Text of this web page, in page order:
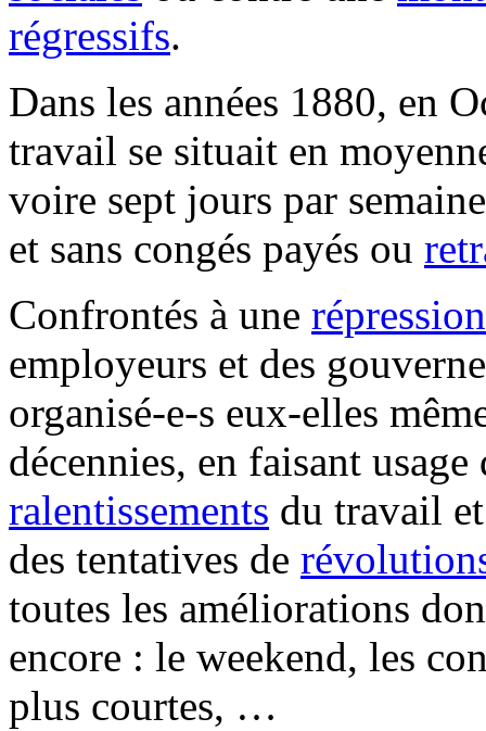
régressifs.
Dans les années 1880, en
travail se situait en
voire sept jours par
et sans congés payés ou
Confrontés à une
employeurs et des
organisé-e-s eux-elles
décennies, en faisant
ralentissements du travail
des tentatives de
toutes les améliorations
encore : le weekend, les
plus courtes, …